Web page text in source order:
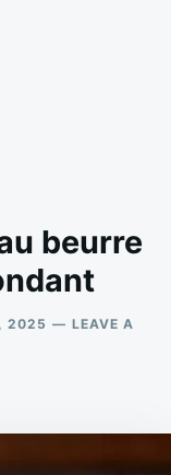
beurre
2025
LEAVE A